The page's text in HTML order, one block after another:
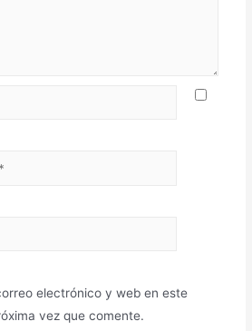
electrónico y web en este
vez que comente.